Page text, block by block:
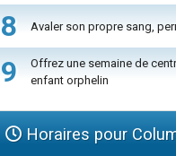
8 Avaler son propre sang,
9
Offrez une semaine de
enfant orphelin
Horaires pour